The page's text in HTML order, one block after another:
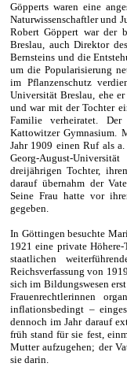
Göpperts waren eine
Naturwissenschaftler und
Robert Göppert war der
Breslau, auch Direktor
Bernsteins und die
um die Popularisierung
im Pflanzenschutz
Universität Breslau, ehe
und war mit der Tochter
Familie verheiratet.
Kattowitzer Gymnasium.
Jahr 1909 einen Ruf als
Georg-August-
dreijährigen Tochter,
darauf übernahm der
Seine Frau hatte vor
gegeben.
In Göttingen besuchte
1921 eine private
staatlichen
Reichsverfassung von
sich im Bildungswesen
Frauenrechtlerinnen
inflationsbedingt –
dennoch im Jahr darauf
früh stand für sie fest,
Mutter aufzugehen; der
sie darin.